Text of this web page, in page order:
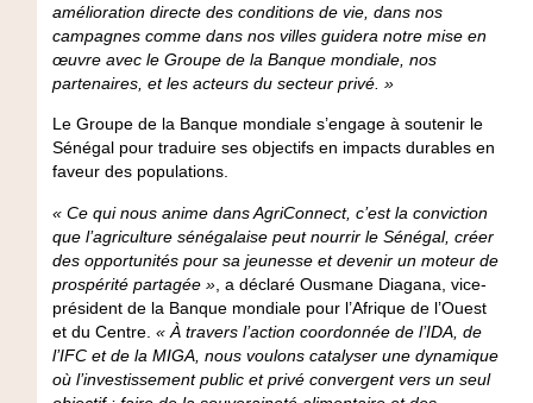
amélioration directe des conditions de vie, dans nos
campagnes comme dans nos villes guidera notre mise en
œuvre avec le Groupe de la Banque mondiale, nos
partenaires, et les acteurs du secteur privé. »
Le Groupe de la Banque mondiale s’engage à soutenir le
Sénégal pour traduire ses objectifs en impacts durables en
faveur des populations.
« Ce qui nous anime dans AgriConnect, c’est la conviction
que l’agriculture sénégalaise peut nourrir le Sénégal, créer
des opportunités pour sa jeunesse et devenir un moteur de
prospérité partagée », a déclaré Ousmane Diagana, vice-
président de la Banque mondiale pour l’Afrique de l’Ouest
et du Centre. « À travers l’action coordonnée de l’IDA, de
l’IFC et de la MIGA, nous voulons catalyser une dynamique
où l’investissement public et privé convergent vers un seul